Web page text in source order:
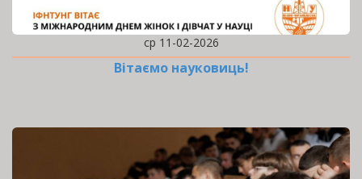
ср 11-02-2026
Вітаємо науковиць!